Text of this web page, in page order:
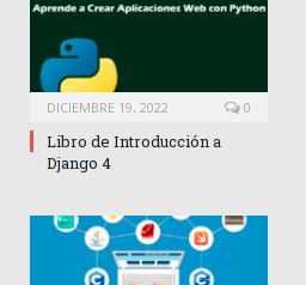
DICIEMBRE 19, 2022 0
Libro de Introducción a
Django 4